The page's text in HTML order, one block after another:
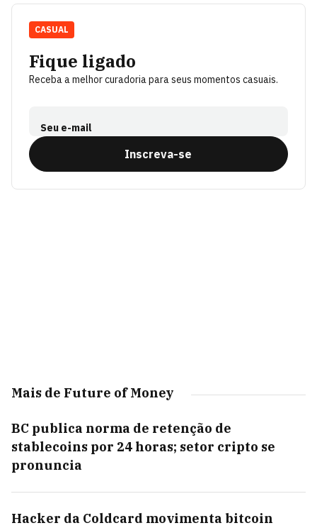
Fique ligado
Receba a melhor curadoria para seus momentos casuais.
Seu e-mail
Inscreva-se
CASUAL
Mais de Future of Money
BC publica norma de retenção de
stablecoins por 24 horas; setor cripto se
pronuncia
Hacker da Coldcard movimenta bitcoin